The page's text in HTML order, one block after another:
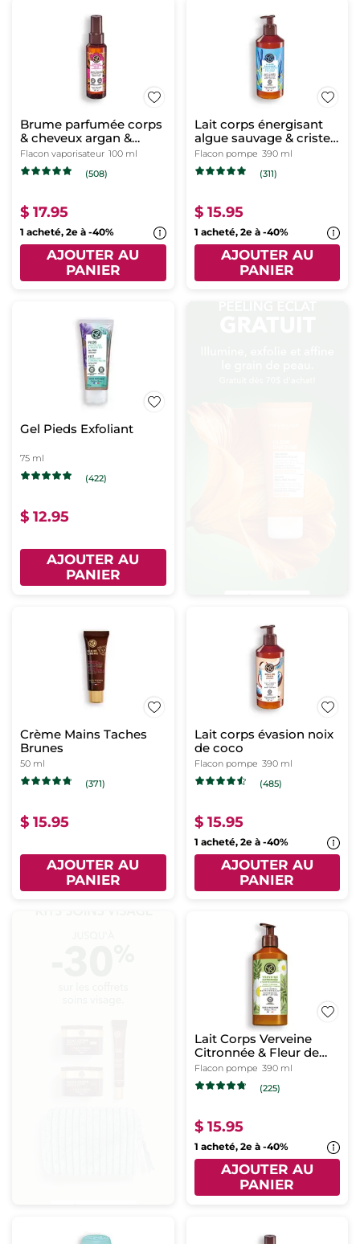
Brume parfumée corps
& cheveux argan &
pétales de rose
Flacon vaporisateur 100 ml
(508)
$ 17.95
1 acheté, 2e à -40%
AJOUTER AU
PANIER
Lait corps énergisant
algue sauvage & criste
marine
Flacon pompe 390 ml
(311)
$ 15.95
1 acheté, 2e à -40%
AJOUTER AU
PANIER
Gel Pieds Exfoliant
75 ml
(422)
$ 12.95
AJOUTER AU
PANIER
Crème Mains Taches
Brunes
50 ml
(371)
$ 15.95
AJOUTER AU
PANIER
Lait corps évasion noix
de coco
Flacon pompe 390 ml
(485)
$ 15.95
1 acheté, 2e à -40%
AJOUTER AU
PANIER
Lait Corps Verveine
Citronnée & Fleur de
Camomille
Flacon pompe 390 ml
(225)
$ 15.95
1 acheté, 2e à -40%
AJOUTER AU
PANIER